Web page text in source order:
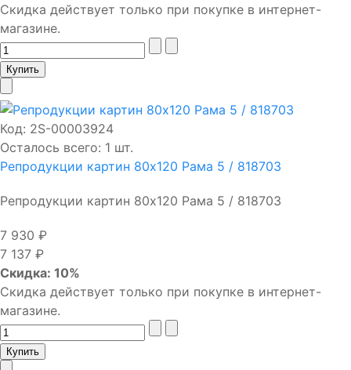
Скидка действует только при покупке в интернет-
магазине.
Код: 2S-00003924
Осталось всего: 1 шт.
Репродукции картин 80х120 Рама 5 / 818703
Репродукции картин 80х120 Рама 5 / 818703
7 930 ₽
7 137 ₽
Скидка: 10%
Скидка действует только при покупке в интернет-
магазине.